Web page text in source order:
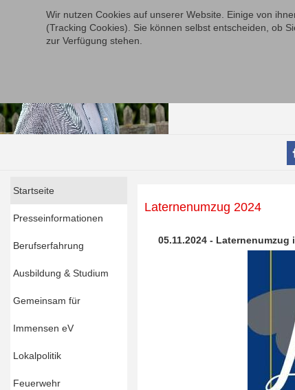
Startseite
Presseinformationen
Berufserfahrung
Ausbildung & Studium
Gemeinsam für
Immensen eV
Lokalpolitik
Feuerwehr
Laternenumzug 2024
05.11.2024 - Laternenumzug
Wir nutzen Cookies auf unserer Website. Einige von
(Tracking Cookies). Sie können selbst entscheiden, ob
zur Verfügung stehen.